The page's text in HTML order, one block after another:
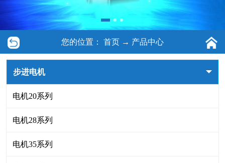
您的位置： 首页 → 产品中心
步进电机
电机20系列
电机28系列
电机35系列